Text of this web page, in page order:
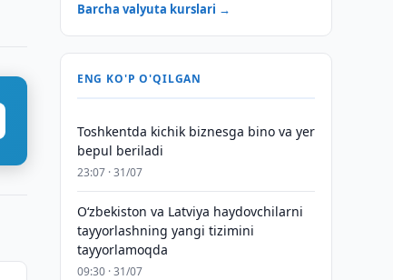
Barcha valyuta kurslari →
ENG KO'P O'QILGAN
Toshkentda kichik biznesga bino va yer
bepul beriladi
23:07 · 31/07
Oʻzbekiston va Latviya haydovchilarni
tayyorlashning yangi tizimini
tayyorlamoqda
09:30 · 31/07